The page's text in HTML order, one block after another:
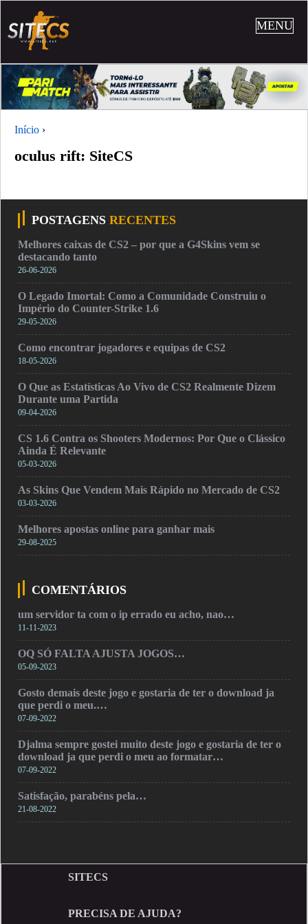
MENU
Início ›
oculus rift: SiteCS
POSTAGENS RECENTES
Melhores caixas de CS2 – por que a G4Skins vem se
destacando tanto
26-06-2026
O Legado Imortal: Como a Comunidade Construiu o
Império do Counter-Strike 1.6
29-05-2026
Como encontrar jogadores e equipas de CS2
18-05-2026
O Que as Estatísticas Ao Vivo de CS2 Realmente Dizem
Durante uma Partida
09-04-2026
CS 1.6 Contra os Shooters Modernos: Por Que o Clássico
Ainda É Relevante
05-03-2026
As Skins Que Vendem Mais Rápido no Mercado de CS2
03-03-2026
Melhores apostas online para ganhar mais
29-08-2025
COMENTÁRIOS
um servidor ta com o ip errado eu acho, nao…
11-11-2023
OQ SÓ FALTA AJUSTA JOGOS…
05-09-2023
Gosto demais deste jogo e gostaria de ter o download ja
que perdi o meu.…
07-09-2022
Djalma sempre gostei muito deste jogo e gostaria de ter o
download ja que perdi o meu ao formatar…
07-09-2022
Satisfação, parabéns pela…
21-08-2022
SITECS
PRECISA DE AJUDA?